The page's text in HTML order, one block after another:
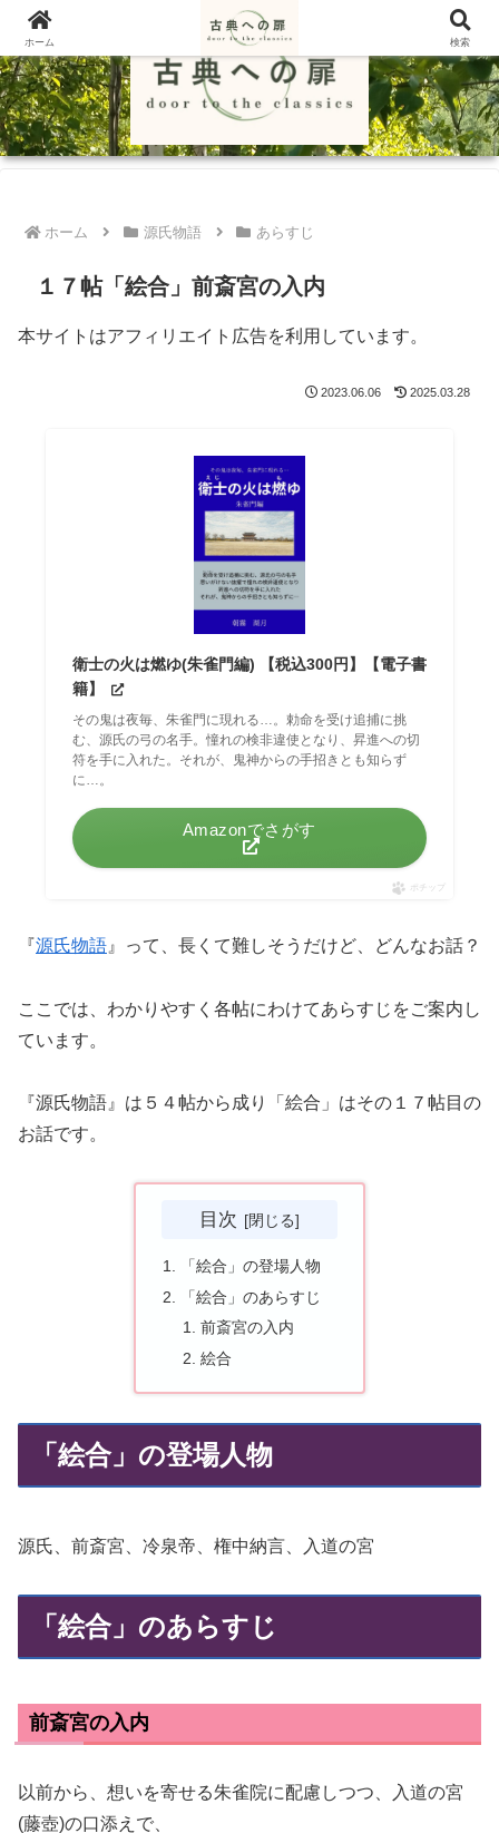
ホーム 源氏物語 あらすじ
１７帖「絵合」前斎宮の入内
本サイトはアフィリエイト広告を利用しています。
2023.06.06 2025.03.28
衛士の火は燃ゆ(朱雀門編) 【税込300円】【電子書
籍】
その鬼は夜毎、朱雀門に現れる…。勅命を受け追捕に挑
む、源氏の弓の名手。憧れの検非違使となり、昇進への切
符を手に入れた。それが、鬼神からの手招きとも知らず
に…。
Amazonでさがす
ポチップ
『源氏物語 』って、長くて難しそうだけど、どんなお話？
ここでは、わかりやすく各帖にわけてあらすじをご案内し
ています。
『源氏物語』は５４帖から成り「絵合」はその１７帖目の
お話です。
目次
「絵合」の登場人物
「絵合」のあらすじ
前斎宮の入内
絵合
「絵合」の登場人物
源氏、前斎宮、冷泉帝、権中納言、入道の宮
「絵合」のあらすじ
前斎宮の入内
以前から、想いを寄せる朱雀院に配慮しつつ、入道の宮
(藤壺)の口添えで、
ホーム 検索